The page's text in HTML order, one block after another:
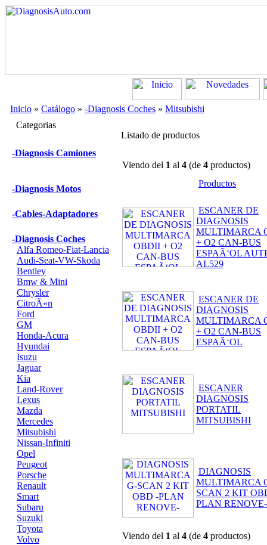
Inicio » Catálogo » -Diagnosis Coches » Mitsubishi
Categorias
-Diagnosis Camiones
-Diagnosis Motos
-Cables-Adaptadores
-Diagnosis Coches
Alfa Romeo-Fiat-Lancia
Audi-Seat-VW-Skoda
Bentley
Bmw & Mini
Chrysler
CitroÃ«n
Ford
GM
Honda-Acura
Hyundai
Isuzu
Jaguar
Kia
Land-Rover
Lexus
Mazda
Mercedes
Mitsubishi
Nissan-Infiniti
Opel
Peugeot
Porsche
Renault
Smart
Subaru
Suzuki
Toyota
Volvo
Listado de productos
Viendo del 1 al 4 (de 4 productos)
Productos
ESCANER DE
DIAGNOSIS
MULTIMARCA
+ O2 CAN-BUS
ESPAÃ‘OL
AL529
ESCANER DE
DIAGNOSIS
MULTIMARCA
+ O2 CAN-BUS
ESPAÃ‘OL
ESCANER
DIAGNOSIS
PORTATIL
MITSUBISHI
DIAGNOSIS
MULTIMARCA
SCAN 2 KIT
PLAN RENOVE-
Viendo del 1 al 4 (de 4 productos)